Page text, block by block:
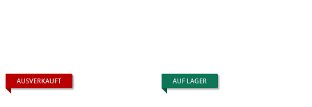
AUSVERKAUFT AUF LAGER